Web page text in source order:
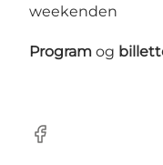
weekenden
Program og
Facebook